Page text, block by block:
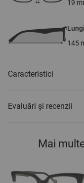
19
145
Caracteristici
Evaluări și recenzii
Mai